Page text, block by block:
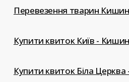
Перевезення тварин
Купити квиток Київ -
Купити квиток Біла Церква